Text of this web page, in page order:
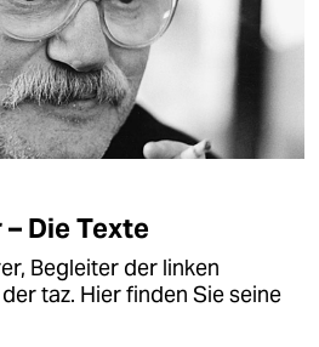
Die Texte
Begleiter der linken
taz. Hier finden Sie seine